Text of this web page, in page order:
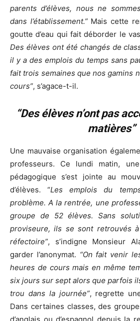
parents d’élèves, nous ne
dans l’établissement.”Mais cette
goutte d’eau qui fait déborder le
Des élèves ont été changés de
il y a des emplois du temps sans
fait trois semaines que nos gamins
cours”, s’agace-t-il.
“Des élèves n’ont pas
matières”
Une mauvaise organisation
professeurs. Ce lundi matin,
pédagogique s’est jointe au
d’élèves. “Les emplois du
problème. A la rentrée, une
groupe de 52 élèves. Sans
proviseure, ils se sont retrouvés
réfectoire”, s’indigne Monsieur
garder l’anonymat. “On fait venir
heures de cours mais en même
six jours sur sept alors que parfois
trou dans la journée”, regrette
Dans certaines classes, des